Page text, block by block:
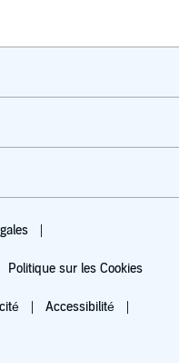
Politique sur les Cookies
Accessibilité